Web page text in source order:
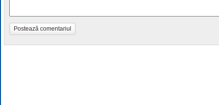
Postează comentariul